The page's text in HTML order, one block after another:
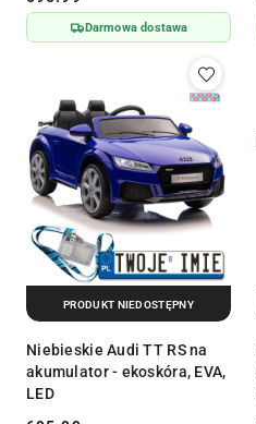
Cena:
Darmowa dostawa
Niebieskie Audi TT RS na
akumulator - ekoskóra, EVA,
LED
PRODUKT NIEDOSTĘPNY